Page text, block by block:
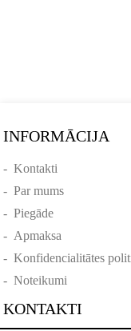
INFORMĀCIJA
-Kontakti
-Par mums
-Piegāde
- Apmaksa
-Konfidencialitātes
-Noteikumi
KONTAKTI